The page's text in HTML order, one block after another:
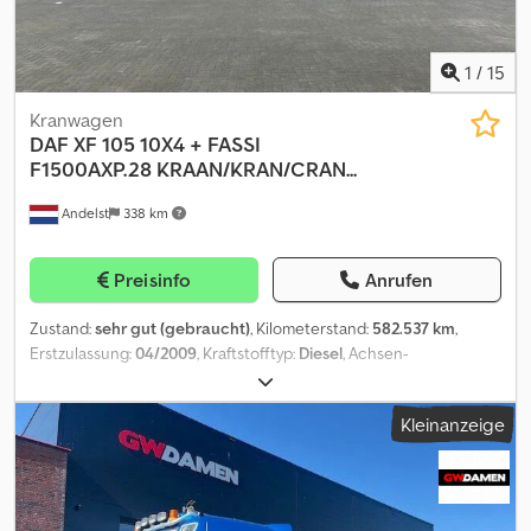
1 / 15
Andelst 338 km
Kranwagen
DAF XF 105 10X4 + FASSI
F1500AXP.28 KRAAN/KRAN/CRAN...
Preisinfo Anrufen
Zustand:sehr gut (gebraucht), Kilometerstand: 582.537 km,
Erstzulassung:04/2009, Kraftstofftyp: Diesel, Achsen-
Diesel
Weiß, Fahrerkabine:Schlafkabine, Getriebetyp:mechanisch,
Emissionsklasse: Euro5 , Baujahr: , Ausstattung: ABS,
Klimaanlage, Kran, Retarder, Rußfilter, Spoiler, Standheizung,
Tempomat, elektrisch verstellbarer Spiegel, elektrische
Fensterheberregelung
, = Weitere Optionen und Zubehör = -
Kleinanzeige